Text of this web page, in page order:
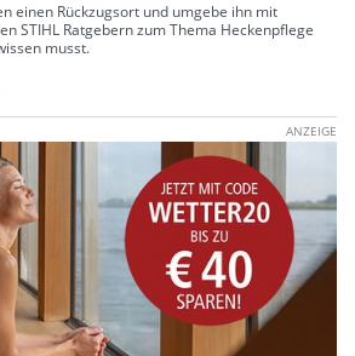
einen Rückzugsort und umgebe ihn mit
STIHL Ratgebern zum Thema Heckenpflege
musst.
ANZEIGE